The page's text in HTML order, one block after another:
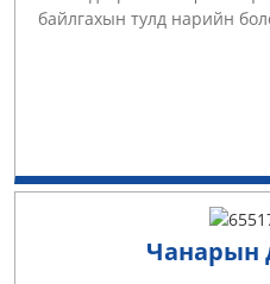
байлгахын тулд нарийн
Чанарын